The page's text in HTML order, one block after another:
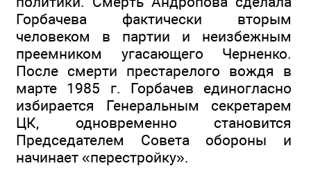
Горбачева фактически вторым
человеком в партии и неизбежным
преемником угасающего Черненко.
После смерти престарелого вождя в
марте 1985 г. Горбачев единогласно
избирается Генеральным секретарем
ЦК, одновременно становится
Председателем Совета обороны и
начинает «перестройку».